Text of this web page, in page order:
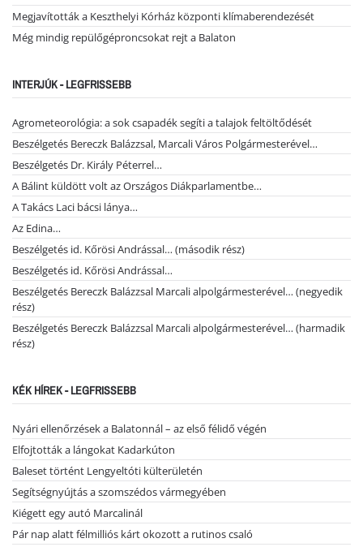
Megjavították a Keszthelyi Kórház központi klímaberendezését
Még mindig repülőgéproncsokat rejt a Balaton
INTERJÚK - LEGFRISSEBB
Agrometeorológia: a sok csapadék segíti a talajok feltöltődését
Beszélgetés Bereczk Balázzsal, Marcali Város Polgármesterével…
Beszélgetés Dr. Király Péterrel…
A Bálint küldött volt az Országos Diákparlamentbe…
A Takács Laci bácsi lánya…
Az Edina…
Beszélgetés id. Kőrösi Andrással… (második rész)
Beszélgetés id. Kőrösi Andrással…
Beszélgetés Bereczk Balázzsal Marcali alpolgármesterével… (negyedik
rész)
Beszélgetés Bereczk Balázzsal Marcali alpolgármesterével… (harmadik
rész)
KÉK HÍREK - LEGFRISSEBB
Nyári ellenőrzések a Balatonnál – az első félidő végén
Elfojtották a lángokat Kadarkúton
Baleset történt Lengyeltóti külterületén
Segítségnyújtás a szomszédos vármegyében
Kiégett egy autó Marcalinál
Pár nap alatt félmilliós kárt okozott a rutinos csaló